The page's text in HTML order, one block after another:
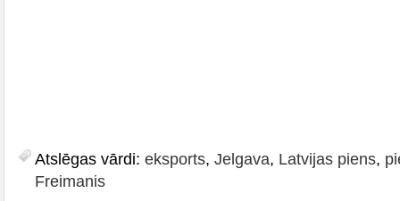
Atslēgas vārdi: eksports, Jelgava, Latvijas piens,
Freimanis